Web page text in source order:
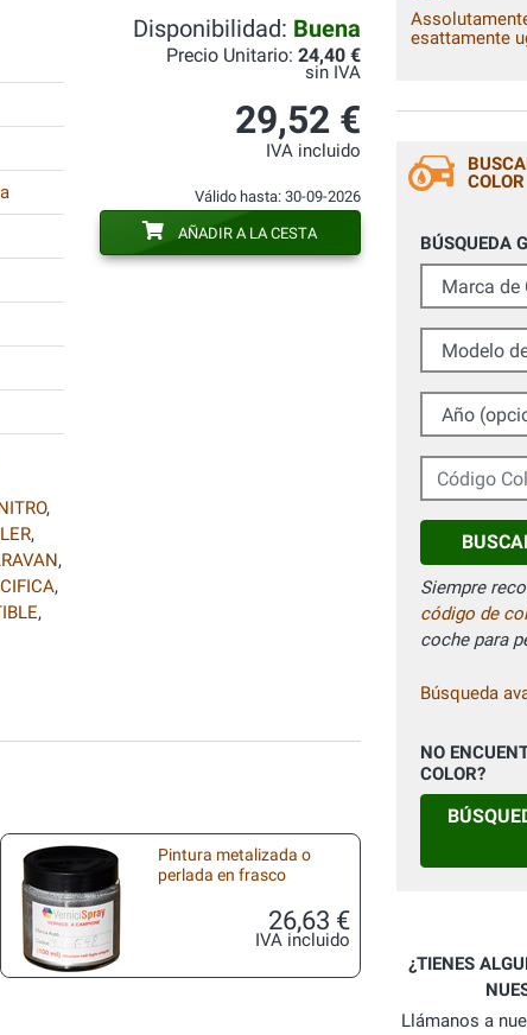
,
,
,
,
,
Disponibilidad: Buena
Precio Unitario: 24,40 €
sin IVA
29,52 €
IVA incluido
Válido hasta: 30-09-2026
AÑADIR A LA CESTA
Pintura metalizada o
perlada en frasco
26,63 €
IVA incluido
esattamente
il magazzino
aziende
COLOR
BÚSQUEDA
Marca de
Modelo de
Año (opcional)
Código Color
Siempre
código de
coche para
Búsqueda
NO
COLOR?
¿TIENES
Llámanos a